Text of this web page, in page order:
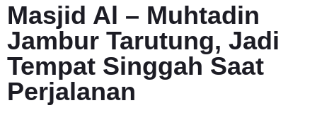
Masjid Al – Muhtadin
Jambur Tarutung, Jadi
Tempat Singgah Saat
Perjalanan